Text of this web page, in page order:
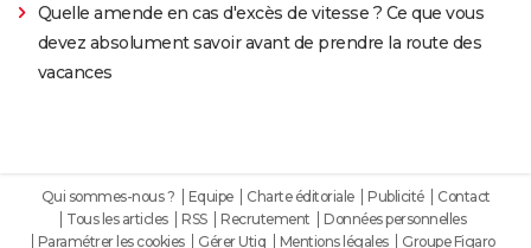
Quelle amende en cas d'excès de vitesse ? Ce que vous
devez absolument savoir avant de prendre la route des
vacances
Qui sommes-nous ? Equipe Charte éditoriale Publicité
Contact
Tous les articles
RSS Recrutement
Données personnelles
Paramétrer les cookies
Gérer Utiq Mentions légales Groupe Figaro